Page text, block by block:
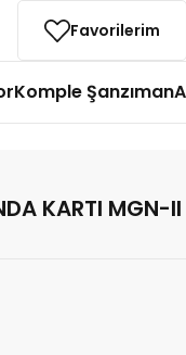
Favorilerim
Komple Şanzıman
KARTI MGN-II